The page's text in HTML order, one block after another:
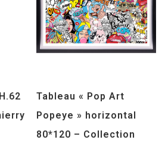
Tableau « Pop Art
Popeye » horizontal
80*120 – Collection